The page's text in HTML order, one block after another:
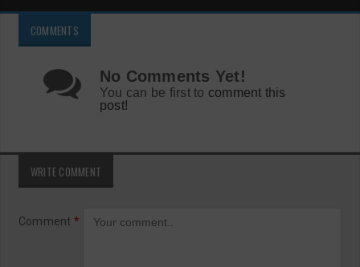
COMMENTS
No Comments Yet!
You can be first to comment this
post!
WRITE COMMENT
Comment *